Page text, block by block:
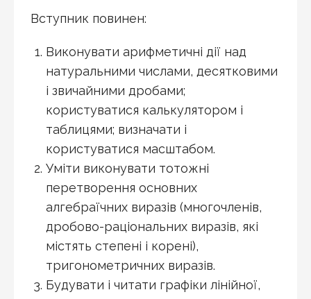
Вступник повинен:
Виконувати арифметичні дії над
натуральними числами, десятковими
і звичайними дробами;
користуватися калькулятором і
таблицями; визначати і
користуватися масштабом.
Уміти виконувати тотожні
перетворення основних
алгебраїчних виразів (многочленів,
дробово-раціональних виразів, які
містять степені і корені),
тригонометричних виразів.
Будувати і читати графіки лінійної,